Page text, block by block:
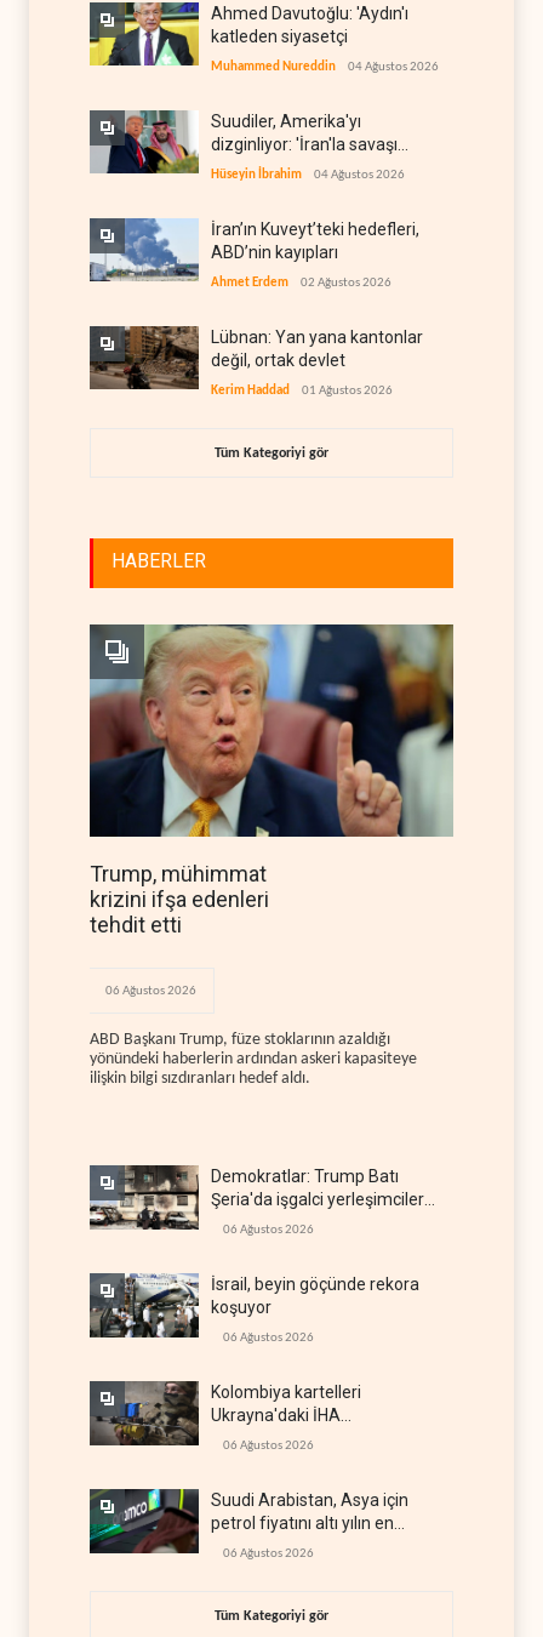
Ahmed Davutoğlu: 'Aydın'ı
katleden siyasetçi
Muhammed Nureddin 04 Ağustos 2026
Suudiler, Amerika'yı
dizginliyor: 'İran'la savaşı
kaldıracak gücümüz yok'
Hüseyin İbrahim 04 Ağustos 2026
İran’ın Kuveyt’teki hedefleri,
ABD’nin kayıpları
Ahmet Erdem 02 Ağustos 2026
Lübnan: Yan yana kantonlar
değil, ortak devlet
Kerim Haddad 01 Ağustos 2026
Tüm Kategoriyi gör
HABERLER
Trump, mühimmat
krizini ifşa edenleri
tehdit etti
06 Ağustos 2026
ABD Başkanı Trump, füze stoklarının azaldığı
yönündeki haberlerin ardından askeri kapasiteye
ilişkin bilgi sızdıranları hedef aldı.
Demokratlar: Trump Batı
Şeria'da işgalci yerleşimcilere
cezasızlık sağladı
06 Ağustos 2026
İsrail, beyin göçünde rekora
koşuyor
06 Ağustos 2026
Kolombiya kartelleri
Ukrayna'daki İHA
teknolojisinin peşine düştü
06 Ağustos 2026
Suudi Arabistan, Asya için
petrol fiyatını altı yılın en
düşüğüne indirdi
06 Ağustos 2026
Tüm Kategoriyi gör